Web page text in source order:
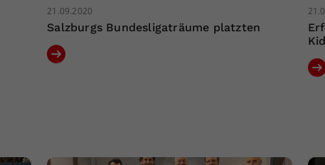
21.09.2020
Salzburgs Bundesligaträume platzten